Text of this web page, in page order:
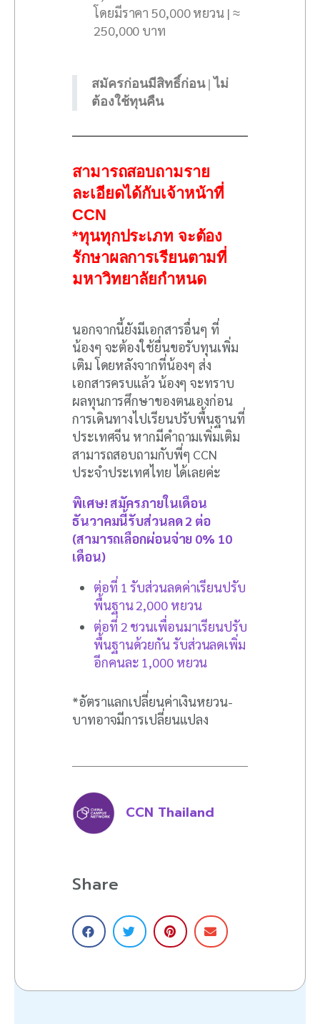
โดยมีราคา 50,000 หยวน | ≈
250,000 บาท
สมัครก่อนมีสิทธิ์ก่อน | ไม่
ต้องใช้ทุนคืน⠀
สามารถสอบถามราย
ละเอียดได้กับเจ้าหน้าที่
CCN
*ทุนทุกประเภท จะต้อง
รักษาผลการเรียนตามที่
มหาวิทยาลัยกำหนด
นอกจากนี้ยังมีเอกสารอื่นๆ ที่
น้องๆ จะต้องใช้ยื่นขอรับทุนเพิ่ม
เติม โดยหลังจากที่น้องๆ ส่ง
เอกสารครบแล้ว น้องๆ จะทราบ
ผลทุนการศึกษาของตนเองก่อน
การเดินทางไปเรียนปรับพื้นฐานที่
ประเทศจีน หากมีคำถามเพิ่มเติม
สามารถสอบถามกับพี่ๆ CCN
ประจำประเทศไทย ได้เลยค่ะ
พิเศษ! สมัครภายในเดือน
ธันวาคมนี้รับส่วนลด 2 ต่อ
(สามารถเลือกผ่อนจ่าย 0% 10
เดือน)
ต่อที่ 1 รับส่วนลดค่าเรียนปรับ
พื้นฐาน 2,000 หยวน
ต่อที่ 2 ชวนเพื่อนมาเรียนปรับ
พื้นฐานด้วยกัน รับส่วนลดเพิ่ม
อีกคนละ 1,000 หยวน
*อัตราแลกเปลี่ยนค่าเงินหยวน-
บาทอาจมีการเปลี่ยนแปลง
CCN Thailand
Share